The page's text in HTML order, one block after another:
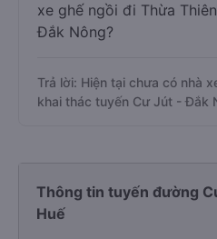
xe ghế ngồi đi Thừa
Đắk Nông?
Trả lời: Hiện tại chưa có nhà
khai thác tuyến Cư Jút - Đắk
Thông tin tuyến đường
Huế